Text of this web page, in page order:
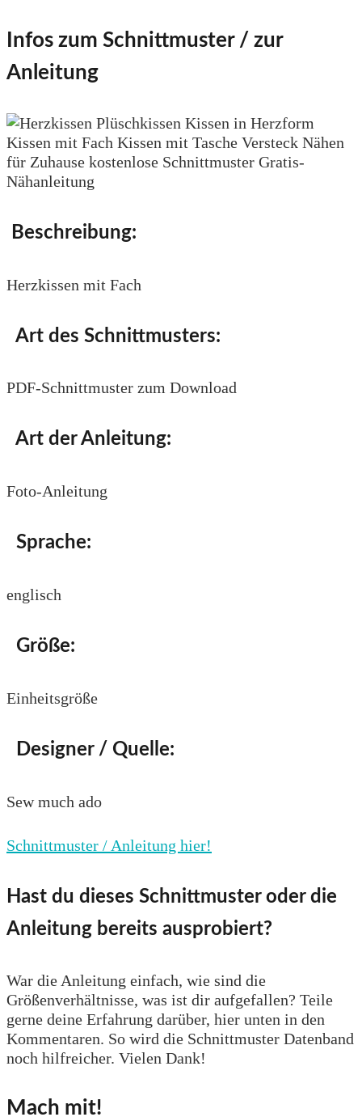
Infos zum Schnittmuster / zur
Anleitung
Beschreibung:
Herzkissen mit Fach
Art des Schnittmusters:
PDF-Schnittmuster zum Download
Art der Anleitung:
Foto-Anleitung
Sprache:
englisch
Größe:
Einheitsgröße
Designer / Quelle:
Sew much ado
Schnittmuster / Anleitung hier!
Hast du dieses Schnittmuster oder die
Anleitung bereits ausprobiert?
War die Anleitung einfach, wie sind die
Größenverhältnisse, was ist dir aufgefallen? Teile
gerne deine Erfahrung darüber, hier unten in den
Kommentaren. So wird die Schnittmuster Datenband
noch hilfreicher. Vielen Dank!
Mach mit!